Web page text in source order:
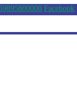
Facebook